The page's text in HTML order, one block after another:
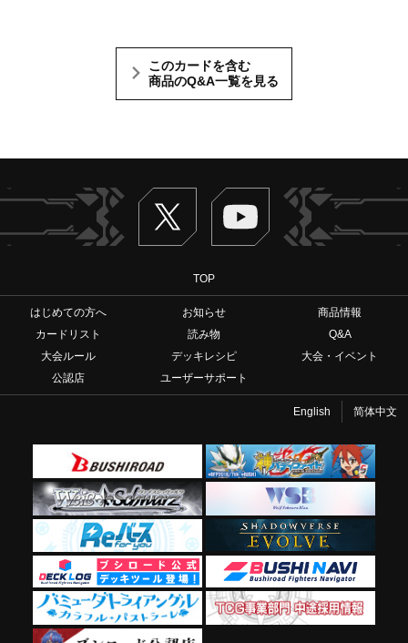
このカードを含む
商品のQ&A一覧を見る
Twitter ヴァンガードch
TOP
はじめての方へ お知らせ
商品情報
カードリスト
読み物
Q&A
大会ルール
デッキレシピ
大会・イベント
公認店
ユーザーサポート
English 简体中文